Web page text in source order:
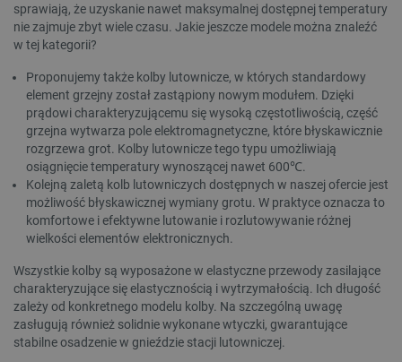
sprawiają, że uzyskanie nawet maksymalnej dostępnej temperatury
nie zajmuje zbyt wiele czasu. Jakie jeszcze modele można znaleźć
w tej kategorii?
Proponujemy także kolby lutownicze, w których standardowy
element grzejny został zastąpiony nowym modułem. Dzięki
prądowi charakteryzującemu się wysoką częstotliwością, część
grzejna wytwarza pole elektromagnetyczne, które błyskawicznie
rozgrzewa grot. Kolby lutownicze tego typu umożliwiają
osiągnięcie temperatury wynoszącej nawet 600℃.
Kolejną zaletą kolb lutowniczych dostępnych w naszej ofercie jest
możliwość błyskawicznej wymiany grotu. W praktyce oznacza to
komfortowe i efektywne lutowanie i rozlutowywanie różnej
wielkości elementów elektronicznych.
Wszystkie kolby są wyposażone w elastyczne przewody zasilające
charakteryzujące się elastycznością i wytrzymałością. Ich długość
zależy od konkretnego modelu kolby. Na szczególną uwagę
zasługują również solidnie wykonane wtyczki, gwarantujące
stabilne osadzenie w gnieździe stacji lutowniczej.